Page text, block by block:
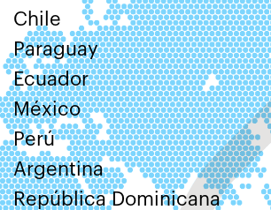
Chile
Paraguay
Ecuador
México
Perú
Argentina
República Dominicana